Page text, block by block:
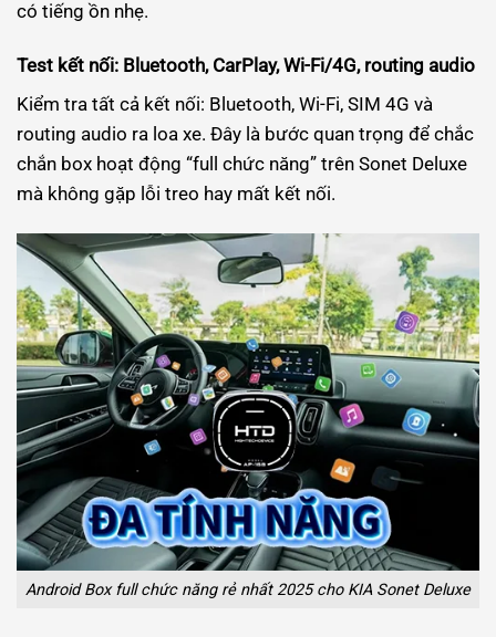
có tiếng ồn nhẹ.
Test kết nối: Bluetooth, CarPlay, Wi-Fi/4G, routing audio
Kiểm tra tất cả kết nối: Bluetooth, Wi-Fi, SIM 4G và
routing audio ra loa xe. Đây là bước quan trọng để chắc
chắn box hoạt động “full chức năng” trên Sonet Deluxe
mà không gặp lỗi treo hay mất kết nối.
Android Box full chức năng rẻ nhất 2025 cho KIA Sonet Deluxe